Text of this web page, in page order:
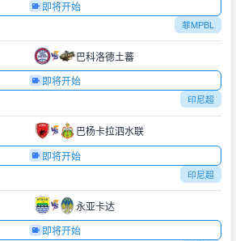
即将开始
菲MPBL
巴科洛德土蕃
即将开始
印尼超
巴杨卡拉泗水联
即将开始
印尼超
永亚卡达
即将开始